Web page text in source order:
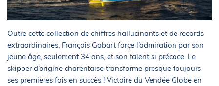
Outre cette collection de chiffres hallucinants et de records
extraordinaires, François Gabart forçe l’admiration par son
jeune âge, seulement 34 ans, et son talent si précoce. Le
skipper d’origine charentaise transforme presque toujours
ses premières fois en succès ! Victoire du Vendée Globe en